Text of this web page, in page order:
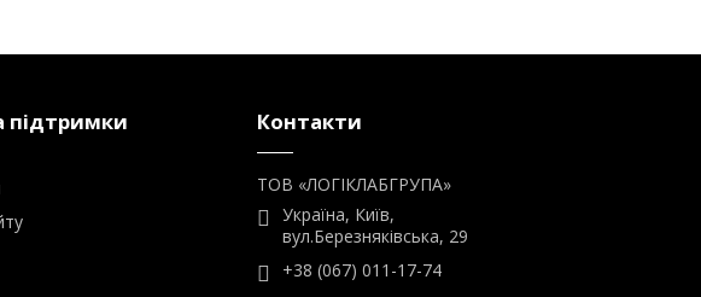
Контакти
ТОВ «ЛОГІКЛАБГРУПА»
Україна, Київ,